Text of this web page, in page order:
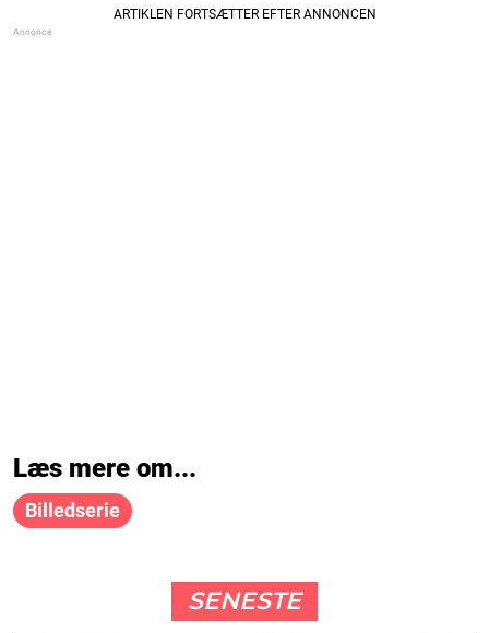
Læs mere om...
Billedserie
SENESTE